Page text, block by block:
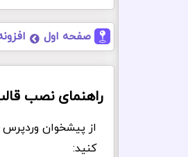
صفحه اول
راهنمای نصب
از پیشخوان
کنید: